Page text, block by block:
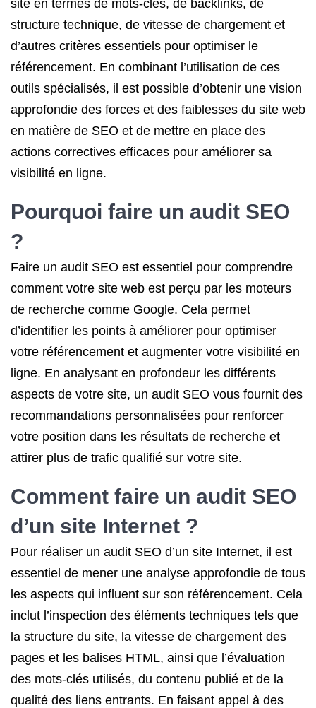
site en termes de mots-clés, de backlinks, de
structure technique, de vitesse de chargement et
d’autres critères essentiels pour optimiser le
référencement. En combinant l’utilisation de ces
outils spécialisés, il est possible d’obtenir une vision
approfondie des forces et des faiblesses du site web
en matière de SEO et de mettre en place des
actions correctives efficaces pour améliorer sa
visibilité en ligne.
Pourquoi faire un audit SEO
?
Faire un audit SEO est essentiel pour comprendre
comment votre site web est perçu par les moteurs
de recherche comme Google. Cela permet
d’identifier les points à améliorer pour optimiser
votre référencement et augmenter votre visibilité en
ligne. En analysant en profondeur les différents
aspects de votre site, un audit SEO vous fournit des
recommandations personnalisées pour renforcer
votre position dans les résultats de recherche et
attirer plus de trafic qualifié sur votre site.
Comment faire un audit SEO
d’un site Internet ?
Pour réaliser un audit SEO d’un site Internet, il est
essentiel de mener une analyse approfondie de tous
les aspects qui influent sur son référencement. Cela
inclut l’inspection des éléments techniques tels que
la structure du site, la vitesse de chargement des
pages et les balises HTML, ainsi que l’évaluation
des mots-clés utilisés, du contenu publié et de la
qualité des liens entrants. En faisant appel à des